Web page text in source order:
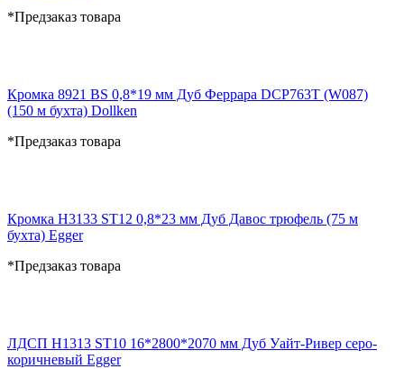
*Предзаказ товара
Кромка 8921 BS 0,8*19 мм Дуб Феррара DCP763T (W087)
(150 м бухта) Dollken
*Предзаказ товара
Кромка H3133 ST12 0,8*23 мм Дуб Давос трюфель (75 м
бухта) Egger
*Предзаказ товара
ЛДСП H1313 ST10 16*2800*2070 мм Дуб Уайт-Ривер серо-
коричневый Egger